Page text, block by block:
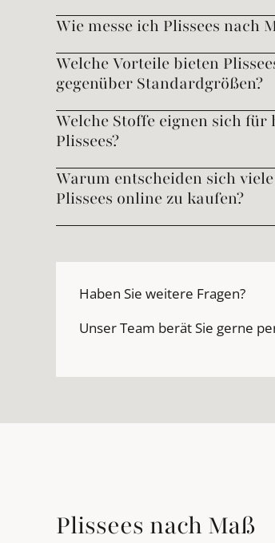
Wie messe ich Plissees nach
Welche Vorteile bieten
gegenüber Standardgrößen?
Welche Stoffe eignen sich für
Plissees?
Warum entscheiden sich
Plissees online zu kaufen?
Haben Sie weitere Fragen?
Unser Team berät Sie gerne
Plissees nach Maß